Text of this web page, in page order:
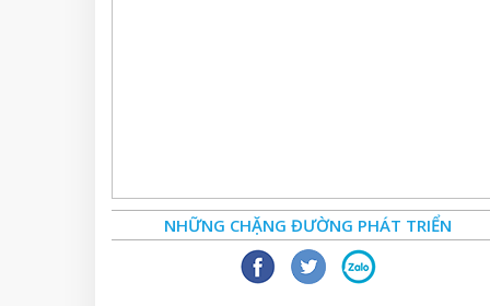
NHỮNG CHẶNG ĐƯỜNG PHÁT TRIỂN